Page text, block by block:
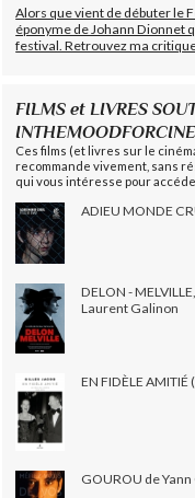
Alors que vient de débuter le
éponyme de Johann Dionnet
festival. Retrouvez ma
FILMS et LIVRES
Ces films (et livres sur le
recommande vivement, sans
qui vous intéresse pour
ADIEU MONDE
DELON -
Laurent Galinon
EN FIDÈLE
GOUROU de